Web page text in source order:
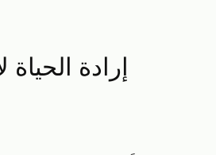
إرادة